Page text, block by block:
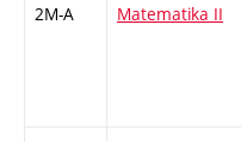
2M-A Matematika II